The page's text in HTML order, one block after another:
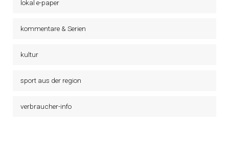
lokal e-paper
kommentare & Serien
kultur
sport aus der region
verbraucher-info